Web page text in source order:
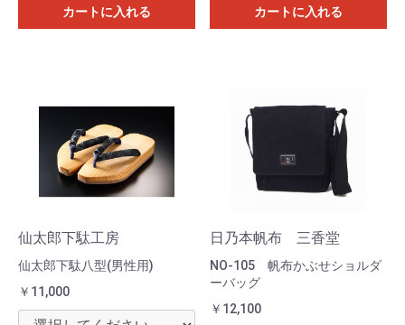
カートに入れる カートに入れる
仙太郎下駄工房
仙太郎下駄八型(男性用)
￥11,000
日乃本帆布 三香堂
NO-105 帆布かぶせショルダ
ーバッグ
￥12,100